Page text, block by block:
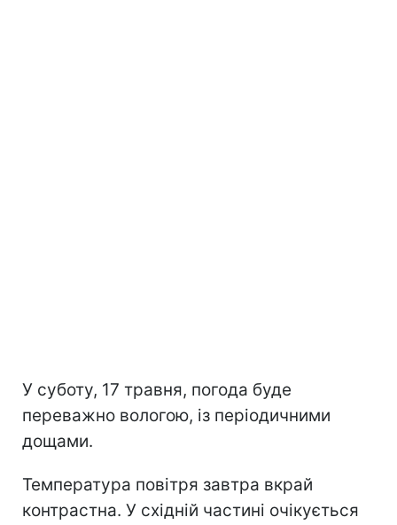
У суботу, 17 травня, погода буде
переважно вологою, із періодичними
дощами.
Температура повітря завтра вкрай
контрастна. У східній частині очікується